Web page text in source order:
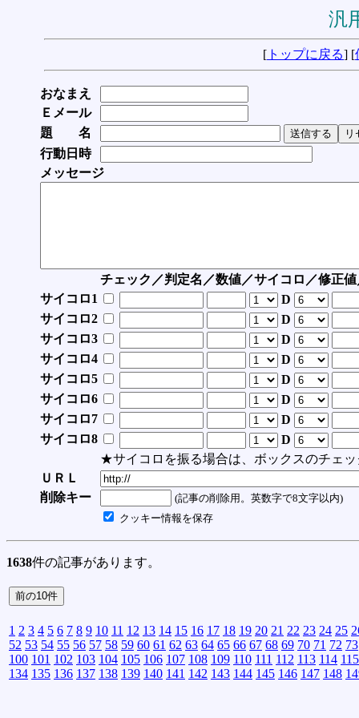
汎
[ トップに戻る] [
おなまえ
Ｅメール
題 名
行動日時
メッセージ
チェック／判定名／数値／サイコロ／修正
サイコロ1
D
サイコロ2
D
サイコロ3
D
サイコロ4
D
サイコロ5
D
サイコロ6
D
サイコロ7
D
サイコロ8
D
★サイコロを振る場合は、ボックスのチェッ
ＵＲＬ
削除キー
(記事の削除用。英数字で8文字以内)
クッキー情報を保存
1638件の記事があります。
1 2 3 4 5 6 7 8 9 10 11 12 13 14 15 16 17 18 19 20 21 22 23 24 25
52 53 54 55 56 57 58 59 60 61 62 63 64 65 66 67 68 69 70 71 72 73
100 101 102 103 104 105 106 107 108 109 110 111 112 113 114 115
134 135 136 137 138 139 140 141 142 143 144 145 146 147 148